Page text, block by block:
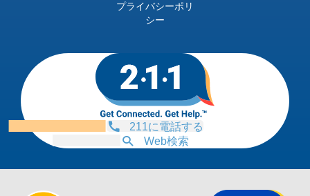
プライバシーポリ
シー
211に電話する
Web検索